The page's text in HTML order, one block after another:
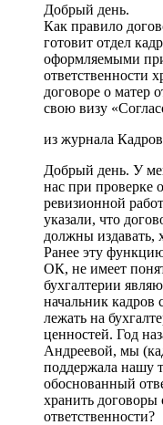
Добрый день.
Как правило
готовит отдел
оформляемыми
ответственности
договоре о матер
свою визу
из журнала
Добрый день. У
нас при проверке
ревизионной
указали, что
должны издавать,
Ранее эту
ОК, не имеет
бухгалтерии
начальник кадров
лежать на
ценностей. Год
Андреевой, мы
поддержала нашу
обоснованный
хранить договоры
ответственности?